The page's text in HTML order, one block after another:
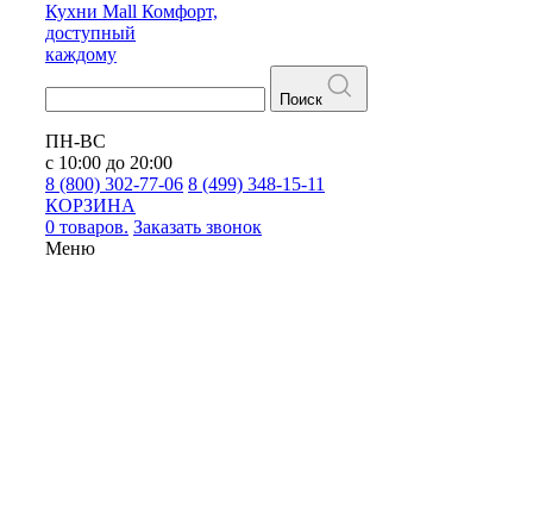
Кухни Mall Комфорт,
доступный
каждому
Поиск
ПН-ВС
с 10:00 до 20:00
8 (800) 302-77-06 8 (499) 348-15-11
КОРЗИНА
0 товаров. Заказать звонок
Меню